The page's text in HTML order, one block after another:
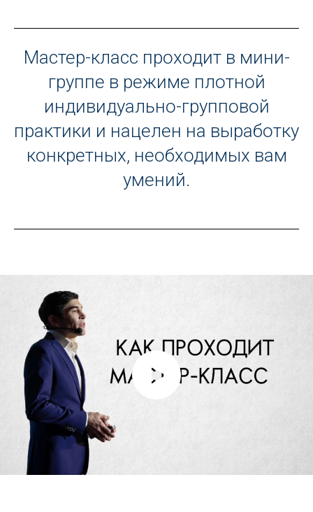
Мастер-класс проходит в мини-
группе в режиме плотной
индивидуально-групповой
практики и нацелен на выработку
конкретных, необходимых вам
умений.